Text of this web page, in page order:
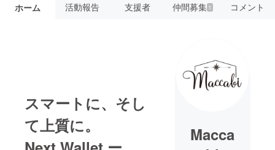
ホーム 活動報告 支援者 仲間募集 1 コメント
スマートに、そし
て上質に。
Macca